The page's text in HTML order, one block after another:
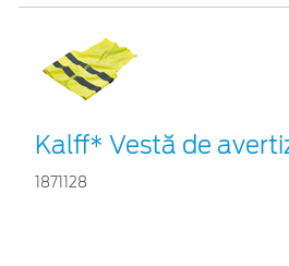
Kalff* Vestă de
1871128